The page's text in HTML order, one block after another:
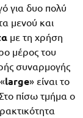
για δυο πολύ
μενού και
με τη χρήση
μέρος του
συναρμογής
large» είναι το
πίσω τμήμα ο